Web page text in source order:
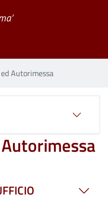
Autorimessa